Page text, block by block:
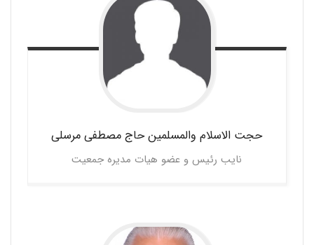
حجت الاسلام والمسلمین حاج مصطفی مرسلی
نایب رئیس و عضو هیات مدیره جمعیت